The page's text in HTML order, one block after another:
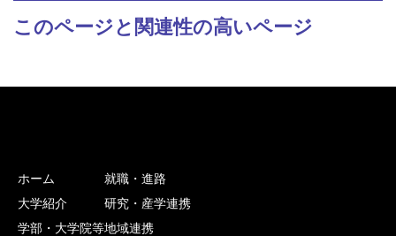
このページと関連性の高いページ
ホーム
大学紹介
学部・大学院等
就職・進路
研究・産学連携
地域連携